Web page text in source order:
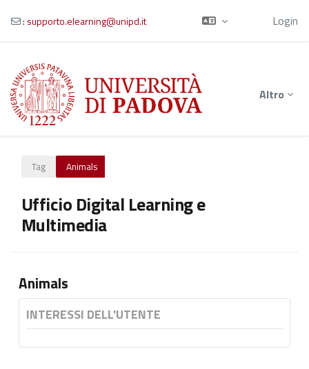
Vai al contenuto principale
: supporto.elearning@unipd.it Login
Altro
Tag Animals
Ufficio Digital Learning e
Multimedia
Animals
INTERESSI DELL'UTENTE